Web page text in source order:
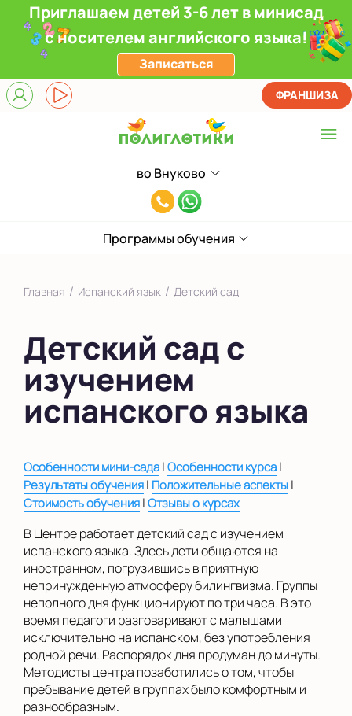
Приглашаем детей 3-6 лет в минисад
с носителем английского языка!
Записаться
во Внуково
Выберите центр
Верхние Лихоборы
ЖК Прокшино
Якиманка
в Южном Бутово
во Внуково
на Домодедовской
на Коломенской
в Московской
области
Показать на карте
Выбрать другой город
8(991)949-
55
ФРАНШИЗА
Программы обучения
Главная / Испанский язык / Детский сад
Детский сад с
изучением
испанского языка
Особенности мини-сада|Особенности курса|
Результаты обучения| Положительные аспекты|
Стоимость обучения|Отзывы о курсах
В Центре работает детский сад с изучением
испанского языка. Здесь дети общаются на
иностранном, погрузившись в приятную
непринужденную атмосферу билингвизма. Группы
неполного дня функционируют по три часа. В это
время педагоги разговаривают с малышами
исключительно на испанском, без употребления
родной речи. Распорядок дня продуман до минуты.
Методисты центра позаботились о том, чтобы
пребывание детей в группах было комфортным и
разнообразным.